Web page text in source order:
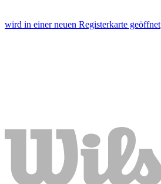
wird in einer neuen Registerkarte geöffnet